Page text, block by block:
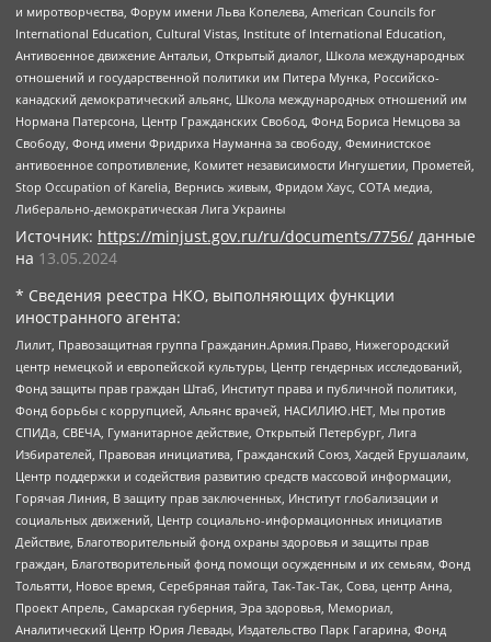
и миротворчества, Форум имени Льва Копелева, American Councils for
International Education, Cultural Vistas, Institute of International Education,
Антивоенное движение Антальи, Открытый диалог, Школа международных
отношений и государственной политики им Питера Мунка, Российско-
канадский демократический альянс, Школа международных отношений им
Нормана Патерсона, Центр Гражданских Свобод, Фонд Бориса Немцова за
Свободу, Фонд имени Фридриха Науманна за свободу, Феминистское
антивоенное сопротивление, Комитет независимости Ингушетии, Прометей,
Stop Occupation of Karelia, Вернись живым, Фридом Хаус, СОТА медиа,
Либерально-демократическая Лига Украины
Источник: https://minjust.gov.ru/ru/documents/7756/ данные
на 13.05.2024
* Сведения реестра НКО, выполняющих функции
иностранного агента:
Лилит, Правозащитная группа Гражданин.Армия.Право, Нижегородский
центр немецкой и европейской культуры, Центр гендерных исследований,
Фонд защиты прав граждан Штаб, Институт права и публичной политики,
Фонд борьбы с коррупцией, Альянс врачей, НАСИЛИЮ.НЕТ, Мы против
СПИДа, СВЕЧА, Гуманитарное действие, Открытый Петербург, Лига
Избирателей, Правовая инициатива, Гражданский Союз, Хасдей Ерушалаим,
Центр поддержки и содействия развитию средств массовой информации,
Горячая Линия, В защиту прав заключенных, Институт глобализации и
социальных движений, Центр социально-информационных инициатив
Действие, Благотворительный фонд охраны здоровья и защиты прав
граждан, Благотворительный фонд помощи осужденным и их семьям, Фонд
Тольятти, Новое время, Серебряная тайга, Так-Так-Так, Сова, центр Анна,
Проект Апрель, Самарская губерния, Эра здоровья, Мемориал,
Аналитический Центр Юрия Левады, Издательство Парк Гагарина, Фонд